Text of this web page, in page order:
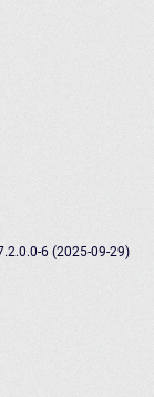
6 (2025-09-29)